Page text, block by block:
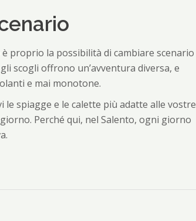
proprio la possibilità di cambiare scenario
scogli offrono un’avventura diversa, e
e mai monotone.
spiagge e le calette più adatte alle vostre
Perché qui, nel Salento, ogni giorno